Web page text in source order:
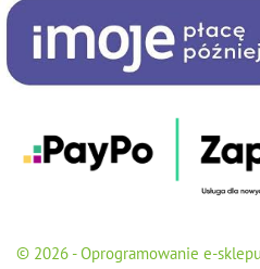
© 2026 - Oprogramowanie e-